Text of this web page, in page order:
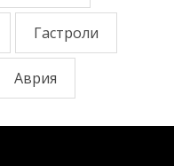
Гастроли
Аврия